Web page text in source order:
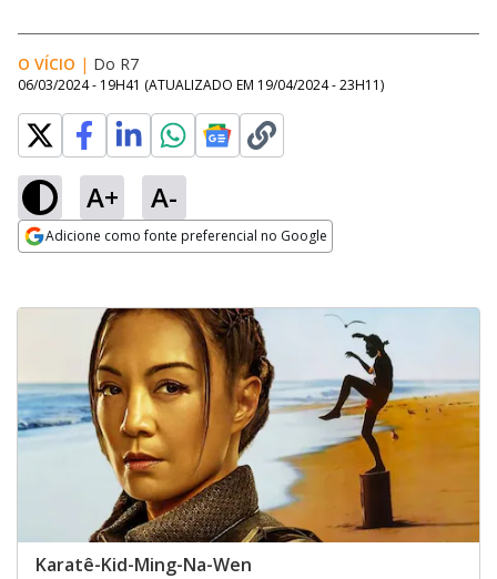
O VÍCIO | Do R7
06/03/2024 - 19H41 (ATUALIZADO EM 19/04/2024 - 23H11)
A+ A-
Adicione como fonte preferencial no Google
Karatê-Kid-Ming-Na-Wen